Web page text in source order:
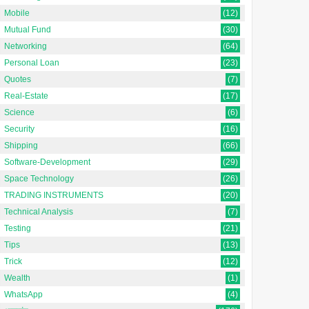
Mobile
(12)
Mutual Fund
(30)
Networking
(64)
Personal Loan
(23)
Quotes
(7)
Real-Estate
(17)
Science
(6)
Security
(16)
Shipping
(66)
Software-Development
(29)
Space Technology
(26)
TRADING INSTRUMENTS
(20)
Technical Analysis
(7)
Testing
(21)
Tips
(13)
Trick
(12)
Wealth
(1)
WhatsApp
(4)